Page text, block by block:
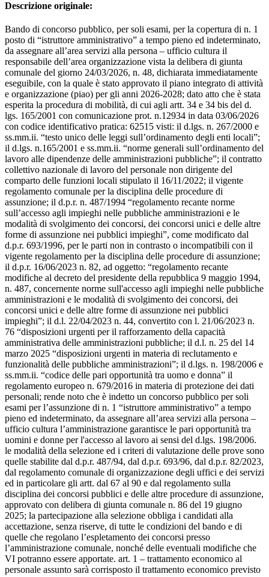
Descrizione originale:
Bando di concorso pubblico, per soli esami, per la copertura di n. 1 posto di “istruttore amministrativo” a tempo pieno ed indeterminato, da assegnare all’area servizi alla persona – ufficio cultura il responsabile dell’area organizzazione vista la delibera di giunta comunale del giorno 24/03/2026, n. 48, dichiarata immediatamente eseguibile, con la quale è stato approvato il piano integrato di attività e organizzazione (piao) per gli anni 2026-2028; dato atto che è stata esperita la procedura di mobilità, di cui agli artt. 34 e 34 bis del d. lgs. 165/2001 con comunicazione prot. n.12934 in data 03/06/2026 con codice identificativo pratica: 62515 visti: il d.lgs. n. 267/2000 e ss.mm.ii. “testo unico delle leggi sull’ordinamento degli enti locali”; il d.lgs. n.165/2001 e ss.mm.ii. “norme generali sull’ordinamento del lavoro alle dipendenze delle amministrazioni pubbliche”; il contratto collettivo nazionale di lavoro del personale non dirigente del comparto delle funzioni locali stipulato il 16/11/2022; il vigente regolamento comunale per la disciplina delle procedure di assunzione; il d.p.r. n. 487/1994 “regolamento recante norme sull’accesso agli impieghi nelle pubbliche amministrazioni e le modalità di svolgimento dei concorsi, dei concorsi unici e delle altre forme di assunzione nei pubblici impieghi”, come modificato dal d.p.r. 693/1996, per le parti non in contrasto o incompatibili con il vigente regolamento per la disciplina delle procedure di assunzione; il d.p.r. 16/06/2023 n. 82, ad oggetto: “regolamento recante modifiche al decreto del presidente della repubblica 9 maggio 1994, n. 487, concernente norme sull'accesso agli impieghi nelle pubbliche amministrazioni e le modalità di svolgimento dei concorsi, dei concorsi unici e delle altre forme di assunzione nei pubblici impieghi”; il d.l. 22/04/2023 n. 44, convertito con l. 21/06/2023 n. 76 “disposizioni urgenti per il rafforzamento della capacità amministrativa delle amministrazioni pubbliche; il d.l. n. 25 del 14 marzo 2025 “disposizioni urgenti in materia di reclutamento e funzionalità delle pubbliche amministrazioni”; il d.lgs. n. 198/2006 e ss.mm.ii. “codice delle pari opportunità tra uomo e donna” il regolamento europeo n. 679/2016 in materia di protezione dei dati personali; rende noto che è indetto un concorso pubblico per soli esami per l’assunzione di n. 1 “istruttore amministrativo” a tempo pieno ed indeterminato, da assegnare all’area servizi alla persona – ufficio cultura l’amministrazione garantisce le pari opportunità tra uomini e donne per l'accesso al lavoro ai sensi del d.lgs. 198/2006. le modalità della selezione ed i criteri di valutazione delle prove sono quelle stabilite dal d.p.r. 487/94, dal d.p.r. 693/96, dal d.p.r. 82/2023, dal regolamento comunale di organizzazione degli uffici e dei servizi ed in particolare gli artt. dal 67 al 90 e dal regolamento sulla disciplina dei concorsi pubblici e delle altre procedure di assunzione, approvato con delibera di giunta comunale n. 86 del 19 giugno 2025; la partecipazione alla selezione obbliga i candidati alla accettazione, senza riserve, di tutte le condizioni del bando e di quelle che regolano l’espletamento dei concorsi presso l’amministrazione comunale, nonché delle eventuali modifiche che VI potranno essere apportate. art. 1 – trattamento economico al personale assunto sarà corrisposto il trattamento economico previsto dal vigente ccnl del personale del comparto regioni-autonomie locali per il profilo professionale di istruttore amministrativo (area degli istruttori), la 13a mensilità nelle misure stabilite dalla legge e quant’altro dovuto ai sensi delle vigenti disposizioni contrattuali e di legge. tutti gli emolumenti sopra indicati sono soggetti alle ritenute previdenziali, assistenziali ed erariali di legge. art. 2 – requisiti per l’ammissione i candidati di ambo i sessi possono partecipare al concorso previsto dal presente bando se in possesso dei seguenti requisiti alla data di scadenza per la presentazione delle domande: cittadinanza italiana o di altro stato appartenente all’unione europea o la cittadinanza di paesi terzi (non appartenenti all’ue) e trovarsi in una delle condizioni di cui all’art. 38 del d.lgs. 165/2001, come modificato dall’art. 7 della l. 6 agosto 2013, n. 97, cioè: - essere familiari di cittadini degli stati membri dell’ue, non aventi la cittadinanza in uno stato membro, essendo titolari del diritto di soggiorno permanente; - essere cittadini di stati non appartenenti all’ue in possesso del permesso di soggiorno ce per soggiornanti di lungo periodo, o che siano titolari dello status di “rifugiato”, ovvero dello status di protezione sussidiaria; i cittadini dell’unione europea e di paesi terzi, ai sensi dell’art. 3 dpcm 7/2/1994 n, 174 “regolamento recante norme sull’accesso dei cittadini degli stati membri dell’unione europea ai posti di lavoro presso le amministrazioni pubbliche”, devono possedere anche i seguenti ulteriori requisiti: - godere dei diritti civili e politici negli stati di appartenenza o di provenienza; - essere in possesso, fatta eccezione per la titolarità della cittadinanza italiana, di tutti gli altri requisiti previsti per i cittadini della repubblica; - avere adeguata conoscenza della lingua italiana, parlata e scritta; età non inferiore ai 18 anni e non superiore all’età costituente il limite per il collocamento a riposo; idoneità fisica all’impiego per lo svolgimento delle mansioni del profilo professionale della presente selezione, con facoltà da parte dell'amministrazione, di esperire appositi accertamenti con le modalità previste dalla normativa vigente; godimento dei diritti civili e politici; assenza di condanne penali o procedimenti penali pendenti che impediscano, ai sensi delle vigenti disposizioni in materia, la costituzione del rapporto di impiego con la pubblica amministrazione; non aver riportato provvedimenti di destituzione o dispensa dall’impiego, ovvero non essere stati licenziati da una pubblica amministrazione per persistente, insufficiente rendimento o per la produzione di documenti falsi o dichiarazioni false, comunque con mezzi fraudolenti, commesse ai fini o in occasione dell’instaurazione del rapporto di lavoro; essere in posizione regolare nei confronti dell’obbligo di leva per i candidati di sesso maschile nati prima del 31/12/1985, ai sensi dell’art. 1 della l. 23 agosto 2004, n. 226; titolo di studio: diploma di istruzione secondaria di secondo grado (maturità 5 anni); qualora il titolo di studio sia stato conseguito all’estero, dovranno invece essere indicati gli estremi del provvedimento attestante l’equipollenza al corrispondente titolo di studio italiano; nel caso in cui l’equivalenza del titolo straniero non sia stata ancora dichiarata, il candidato sarà ammesso con riserva alle prove del concorso, purché sia stata attivata la procedura per l’emanazione del decreto di equiparazione previsto dalla normativa vigente (art. 38 d. lgs. n. 165/2001). in questo caso il candidato dovrà dimostrare l’avvio della procedura inviandone prova con le stesse modalità previste per la partecipazione al concorso, entro e non oltre il termine previsto per la presentazione della domanda di partecipazione al concorso. dopo l’emanazione del provvedimento sarà cura del candidato indicarne gli estremi. adeguata conoscenza della lingua inglese. art. 3 – termini e modalità’ di presentazione della domanda la domanda di ammissione al concorso - redatta da ogni aspirante sotto la propria responsabilità ai sensi degli articoli 46, 47 e 76 del d.p.r. 28/12/2000, n. 445, e s.m.i. - deve pervenire entro il 25/06/2026 sul portale del reclutamento inpa e deve essere presentata, esclusivamente in via telematica, mediante apposita procedura accessibile dal portale del reclutamento inpa al link https://portale.inpa.gov.it attraverso i seguenti passaggi: a) autenticazione personale attraverso spid, cie, cns o eidas; b) compilazione online del proprio curriculum vitae; c) scelta della selezione a cui si desidera candidarsi; d) compilazione di tutti i requisiti specifici richiesti; e) pagamento del contributo di ammissione al concorso di € 10,00= (da allegare alla candidatura) tramite pagopa secondo la seguente modalità: per poter eseguire il pagamento con pago pa bisogna collegarsi al sito del comune di malnate e accedere alla sezione pago pa. una volta cliccato sul link per utilizzare il servizio e, indirizzati sulla pagina dei servizi/pagamenti online, cliccare su “pagamenti spontanei”, selezionare “tassa di concorso” e di seguito completare i dati del servizio spontaneo inserendo i dati del pagamento, e successivamente i dati anagrafici, specificando come causale: tassa concorso “istruttore amministrativo – ufficio cultura”. completare di seguito l’operazione scegliendo il metodo di pagamento desiderato. la tassa non è rimborsabile e il mancato versamento comporta l’esclusione dal concorso. f) inoltro della domanda, dopo aver inserito tutti i dati richiesti e completato tutte le sezioni, mediante il pulsante “conferma e invia” nella sezione “verifica e invio” (senza tale ultimo passaggio la domanda non risulterà presentata). documentazione a corredo della domanda (se del caso) alla domanda deve essere allegato: 1. decreto di equivalenza del titolo di studio conseguito all’estero ovvero dichiarazione ai aver attivato la procedura di emanazione del decreto di equivalenza di cui all’art. 38, comma 3, del d. lgs. 165/2001 (solo per coloro che sono in possesso di un titolo di studio conseguito all’estero); 2. copia del permesso di soggiorno e copia della documentazione attestante il grado di parentela con un cittadino comunitario oppure copia della documentazione attestante lo status di rifugiato o lo status di protezione sussidiaria (solo per i cittadini extracomunitari); 3. copia della certificazione rilasciata da apposita struttura sanitaria che ne specifichi gli elementi essenziali in ordine ai benefici (per i portatori di handicap con n